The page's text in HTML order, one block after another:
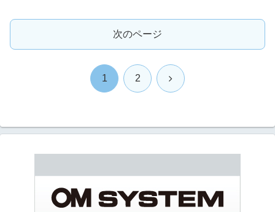
次のページ
1 2 次